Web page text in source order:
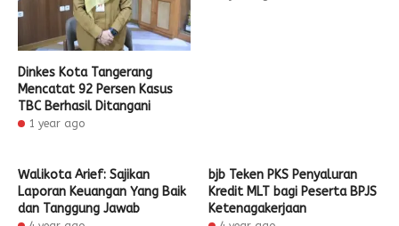
Dinkes Kota Tangerang
Mencatat 92 Persen Kasus
TBC Berhasil Ditangani
1 year ago
Walikota Arief: Sajikan
Laporan Keuangan Yang Baik
dan Tanggung Jawab
bjb Teken PKS Penyaluran
Kredit MLT bagi Peserta BPJS
Ketenagakerjaan